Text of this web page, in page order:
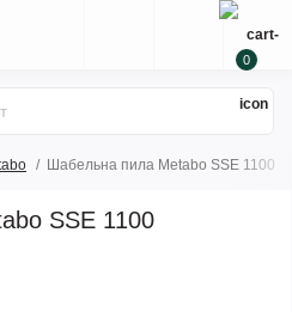
0
Шабельна пила Metabo SSE 1100
SSE 1100